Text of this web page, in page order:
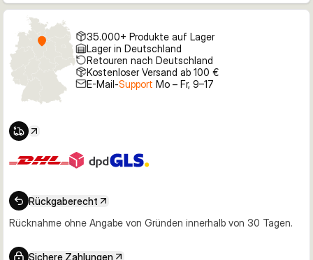
35.000+ Produkte auf Lager
Lager in Deutschland
Retouren nach Deutschland
Kostenloser Versand ab 100 €
E-Mail-Support Mo – Fr, 9–17
Rückgaberecht
Rücknahme ohne Angabe von Gründen innerhalb von 30 Tagen.
Sichere Zahlungen